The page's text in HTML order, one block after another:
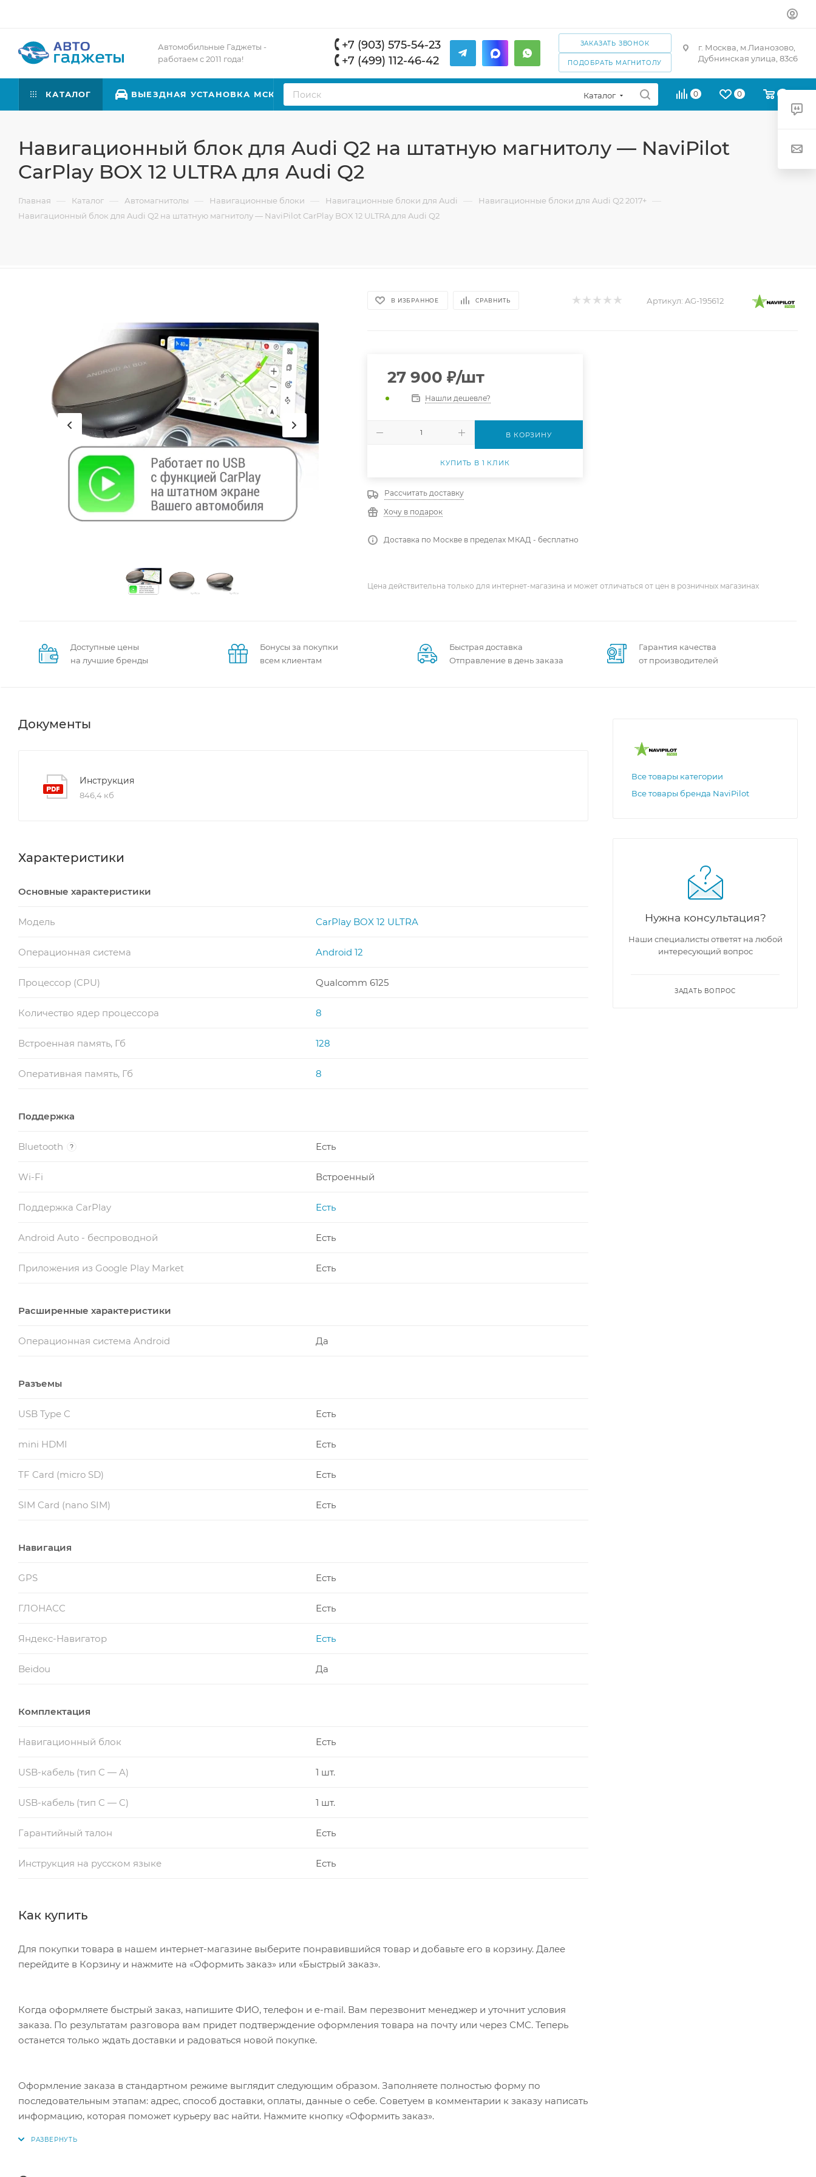
Автомобильные Гаджеты -
работаем с 2011 года!
+7 (903) 575-54-23
+7 (499) 112-46-42
ЗАКАЗАТЬ ЗВОНОК
ПОДОБРАТЬ МАГНИТОЛУ
г. Москва, м.Лианозово,
Дубнинская улица, 83с6
КАТАЛОГ ВЫЕЗДНАЯ УСТАНОВКА МСК Каталог 0 0
Навигационный блок для Audi Q2 на штатную магнитолу — NaviPilot
CarPlay BOX 12 ULTRA для Audi Q2
Главная — Каталог — Автомагнитолы — Навигационные блоки — Навигационные блоки для Audi — Навигационные блоки для Audi Q2 2017+ —
Навигационный блок для Audi Q2 на штатную магнитолу — NaviPilot CarPlay BOX 12 ULTRA для Audi Q2
В ИЗБРАННОЕ СРАВНИТЬ Артикул: AG-195612
27 900 ₽/шт
Нашли дешевле?
В КОРЗИНУ
КУПИТЬ В 1 КЛИК
Рассчитать доставку
Хочу в подарок
Доставка по Москве в пределах МКАД - бесплатно
Цена действительна только для интернет-магазина и может отличаться от цен в розничных магазинах
Доступные цены
на лучшие бренды
Бонусы за покупки
всем клиентам
Быстрая доставка
Отправление в день заказа
Гарантия качества
от производителей
Документы
Инструкция
846,4 кб
Характеристики
Основные характеристики
Модель CarPlay BOX 12 ULTRA
Операционная система Android 12
Процессор (CPU) Qualcomm 6125
Количество ядер процессора 8
Встроенная память, Гб 128
Оперативная память, Гб 8
Поддержка
Bluetooth ? Есть
Wi-Fi Встроенный
Поддержка CarPlay Есть
Android Auto - беспроводной Есть
Приложения из Google Play Market Есть
Расширенные характеристики
Операционная система Android Да
Разъемы
USB Type C Есть
mini HDMI Есть
TF Card (micro SD) Есть
SIM Card (nano SIM) Есть
Навигация
GPS Есть
ГЛОНАСС Есть
Яндекс-Навигатор Есть
Beidou Да
Комплектация
Навигационный блок Есть
USB-кабель (тип C — A) 1 шт.
USB-кабель (тип C — C) 1 шт.
Гарантийный талон Есть
Инструкция на русском языке Есть
Как купить
Для покупки товара в нашем интернет-магазине выберите понравившийся товар и добавьте его в корзину. Далее
перейдите в Корзину и нажмите на «Оформить заказ» или «Быстрый заказ».
Когда оформляете быстрый заказ, напишите ФИО, телефон и e-mail. Вам перезвонит менеджер и уточнит условия
заказа. По результатам разговора вам придет подтверждение оформления товара на почту или через СМС. Теперь
останется только ждать доставки и радоваться новой покупке.
Оформление заказа в стандартном режиме выглядит следующим образом. Заполняете полностью форму по
последовательным этапам: адрес, способ доставки, оплаты, данные о себе. Советуем в комментарии к заказу написать
информацию, которая поможет курьеру вас найти. Нажмите кнопку «Оформить заказ».
Все товары категории
Все товары бренда NaviPilot
Нужна консультация?
Наши специалисты ответят на любой
интересующий вопрос
ЗАДАТЬ ВОПРОС